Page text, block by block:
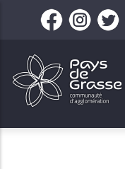
contenu
principal